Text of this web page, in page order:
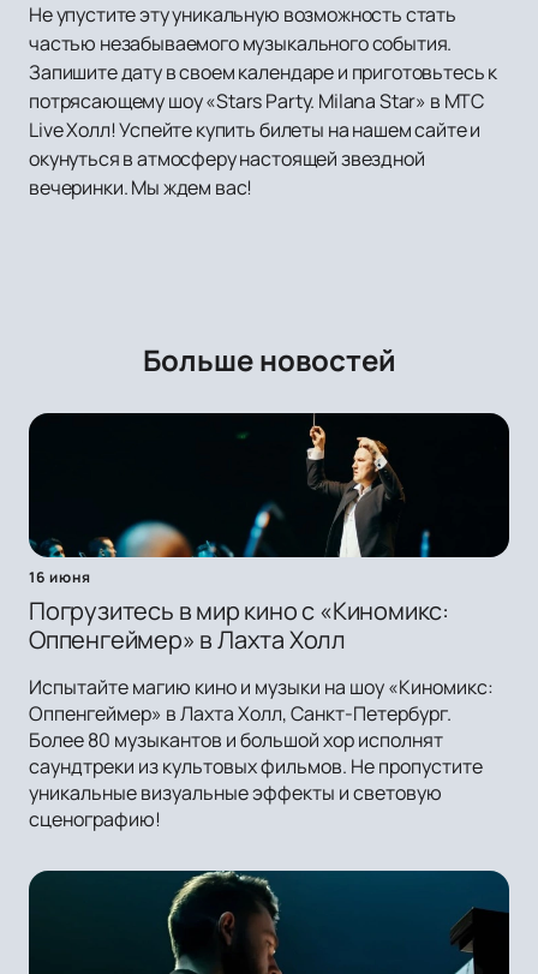
Не упустите эту уникальную возможность стать
частью незабываемого музыкального события.
Запишите дату в своем календаре и приготовьтесь к
потрясающему шоу «Stars Party. Milana Star» в МТС
Live Холл! Успейте купить билеты на нашем сайте и
окунуться в атмосферу настоящей звездной
вечеринки. Мы ждем вас!
Больше новостей
16 июня
Погрузитесь в мир кино с «Киномикс:
Оппенгеймер» в Лахта Холл
Испытайте магию кино и музыки на шоу «Киномикс:
Оппенгеймер» в Лахта Холл, Санкт-Петербург.
Более 80 музыкантов и большой хор исполнят
саундтреки из культовых фильмов. Не пропустите
уникальные визуальные эффекты и световую
сценографию!